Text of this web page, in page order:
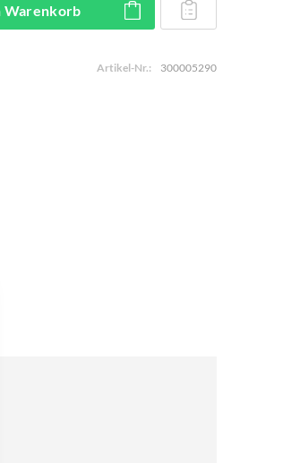
Warenkorb
Artikel-Nr.: 300005290